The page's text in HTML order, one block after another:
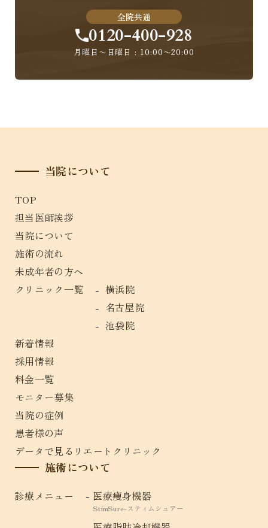
全院共通
0120-400-928
月曜日〜日曜日 : 10:00〜20:00
当院について
TOP
担当医師挨拶
当院について
施術の流れ
未成年者の方へ
クリニック一覧
横浜院
名古屋院
池袋院
新着情報
採用情報
料金一覧
モニター募集
当院の症例
患者様の声
データで見るリエートクリニック
施術について
診療メニュー 医療痩身機器
StimSure-スティムシュアー